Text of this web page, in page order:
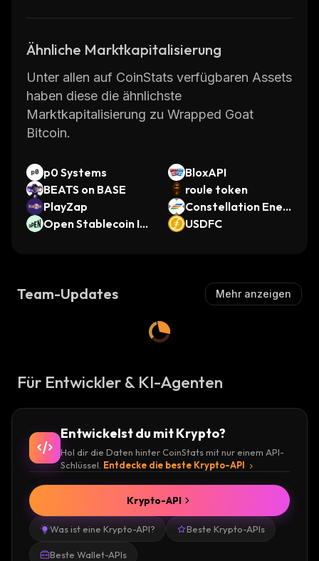
Ähnliche Marktkapitalisierung
Unter allen auf CoinStats verfügbaren Assets
haben diese die ähnlichste
Marktkapitalisierung zu Wrapped Goat
Bitcoin.
p0 Systems
BloxAPI
BEATS on BASE
roule token
PlayZap
Constellation Ener
gy Corporation xSt
Open Stablecoin In
USDFC
Team-Updates Mehr anzeigen
Für Entwickler & KI-Agenten
Entwickelst du mit Krypto?
Hol dir die Daten hinter CoinStats mit nur einem API-
Schlüssel. Entdecke die beste Krypto-API
Was ist eine Krypto-API? Beste Krypto-APIs
Beste Wallet-APIs
Krypto-API